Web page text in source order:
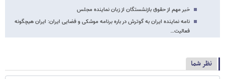
خبر مهم از حقوق بازنشستگان از زبان نماینده مجلس
نامه نماینده ایران به گوترش در باره برنامه‌ موشکی و فضایی ایران: ایران هیچگونه
فعالیت…
نظر شما